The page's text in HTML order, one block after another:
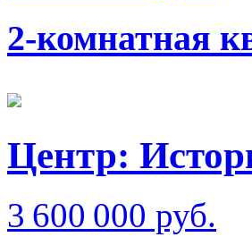
2-комнатная
Центр:
3 600 000 руб.